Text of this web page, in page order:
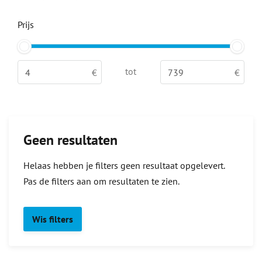
Prijs
tot
Geen resultaten
Helaas hebben je filters geen resultaat opgelevert.
Pas de filters aan om resultaten te zien.
Wis filters